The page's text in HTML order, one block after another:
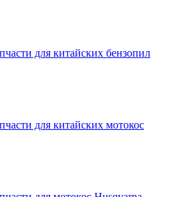
для китайских бензопил
для китайских мотокос